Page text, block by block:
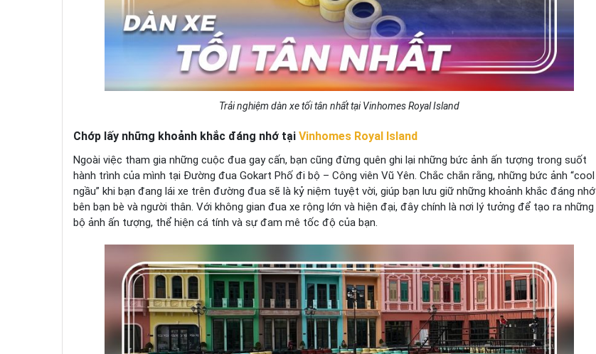
Trải nghiệm dàn xe tối tân nhất tại Vinhomes Royal Island
Chớp lấy những khoảnh khắc đáng nhớ tại Vinhomes Royal Island
Ngoài việc tham gia những cuộc đua gay cấn, bạn cũng đừng quên ghi lại những bức ảnh ấn tượng trong suốt
hành trình của mình tại Đường đua Gokart Phố đi bộ – Công viên Vũ Yên. Chắc chắn rằng, những bức ảnh “cool
ngầu” khi bạn đang lái xe trên đường đua sẽ là kỷ niệm tuyệt vời, giúp bạn lưu giữ những khoảnh khắc đáng nhớ
bên bạn bè và người thân. Với không gian đua xe rộng lớn và hiện đại, đây chính là nơi lý tưởng để tạo ra những
bộ ảnh ấn tượng, thể hiện cá tính và sự đam mê tốc độ của bạn.